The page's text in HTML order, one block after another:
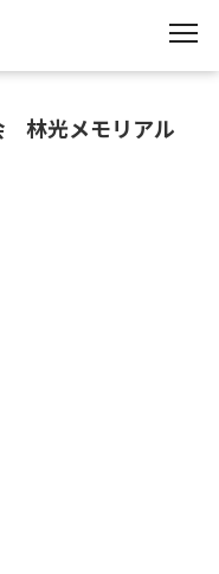
t
o
林光メモリアル